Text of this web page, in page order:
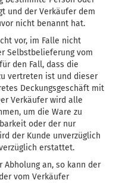
und der Verkäufer dem
nicht benannt hat.
vor, im Falle nicht
Selbstbelieferung vom
den Fall, dass die
vertreten ist und dieser
Deckungsgeschäft mit
Verkäufer wird alle
um die Ware zu
oder der nur
der Kunde unverzüglich
erstattet.
Abholung an, so kann der
vom Verkäufer